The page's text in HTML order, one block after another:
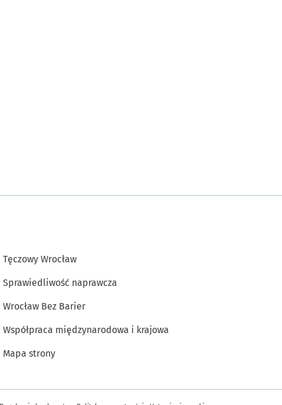
Tęczowy Wrocław
Sprawiedliwość naprawcza
Wrocław Bez Barier
Współpraca międzynarodowa i krajowa
Mapa strony